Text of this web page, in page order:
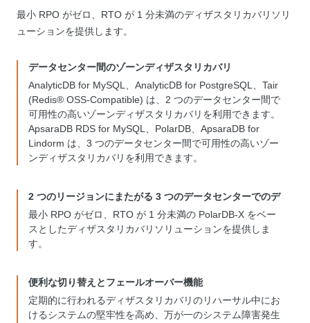
最小 RPO がゼロ、RTO が 1 分未満のディザスタリカバリソリ
ューションを提供します。
データセンター間のゾーンディザスタリカバリ
AnalyticDB for MySQL、AnalyticDB for PostgreSQL、Tair
(Redis® OSS-Compatible) は、2 つのデータセンター間で
可用性の高いゾーンディザスタリカバリを利用できます。
ApsaraDB RDS for MySQL、PolarDB、ApsaraDB for
Lindorm は、3 つのデータセンター間で可用性の高いゾー
ンディザスタリカバリを利用できます。
2 つのリージョンにまたがる 3 つのデータセンターでのデ
ィザスタリカバリ
最小 RPO がゼロ、RTO が 1 分未満の PolarDB-X をベー
スとしたディザスタリカバリソリューションを提供しま
す。
便利な切り替えとフェールオーバー機能
定期的に行われるディザスタリカバリのリハーサル中にお
けるシステムの堅牢性を高め、万が一のシステム障害発生